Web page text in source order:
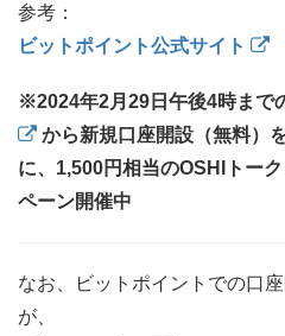
参考：
ビットポイント公式サイト
※2024年2月29日午後4時まで
から新規口座開設（無料）
に、1,500円相当のOSHIトー
ペーン開催中
なお、ビットポイントでの口
が、